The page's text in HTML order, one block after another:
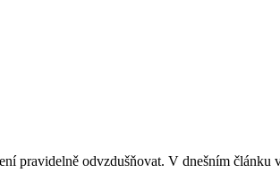
pravidelně odvzdušňovat. V dnešním článku